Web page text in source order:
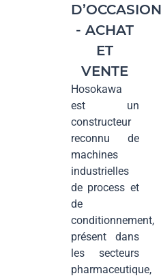
- ACHAT
ET
VENTE
Hosokawa
est un
constructeur
reconnu de
machines
industrielles
de process et
de
conditionnement,
présent dans
les secteurs
pharmaceutique,